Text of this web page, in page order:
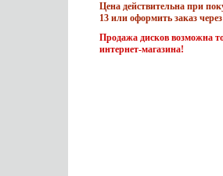
Цена действительна при
13 или оформить заказ
Продажа дисков возможна
интернет-магазина!